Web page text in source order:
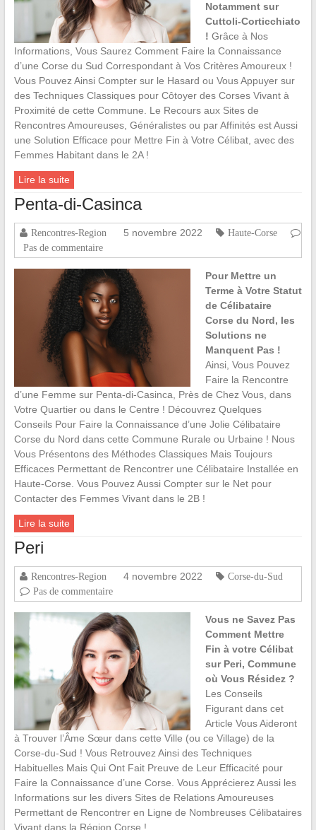
Notamment sur
Cuttoli-Corticchiato
! Grâce à Nos
Informations, Vous Saurez Comment Faire la Connaissance
d’une Corse du Sud Correspondant à Vos Critères Amoureux !
Vous Pouvez Ainsi Compter sur le Hasard ou Vous Appuyer sur
des Techniques Classiques pour Côtoyer des Corses Vivant à
Proximité de cette Commune. Le Recours aux Sites de
Rencontres Amoureuses, Généralistes ou par Affinités est Aussi
une Solution Efficace pour Mettre Fin à Votre Célibat, avec des
Femmes Habitant dans le 2A !
Lire la suite
Penta-di-Casinca
Rencontres-Region 5 novembre 2022
Haute-Corse
Pas de commentaire
Pour Mettre un
Terme à Votre Statut
de Célibataire
Corse du Nord, les
Solutions ne
Manquent Pas !
Ainsi, Vous Pouvez
Faire la Rencontre
d’une Femme sur Penta-di-Casinca, Près de Chez Vous, dans
Votre Quartier ou dans le Centre ! Découvrez Quelques
Conseils Pour Faire la Connaissance d’une Jolie Célibataire
Corse du Nord dans cette Commune Rurale ou Urbaine ! Nous
Vous Présentons des Méthodes Classiques Mais Toujours
Efficaces Permettant de Rencontrer une Célibataire Installée en
Haute-Corse. Vous Pouvez Aussi Compter sur le Net pour
Contacter des Femmes Vivant dans le 2B !
Lire la suite
Peri
Rencontres-Region 4 novembre 2022
Corse-du-Sud
Pas de commentaire
Vous ne Savez Pas
Comment Mettre
Fin à votre Célibat
sur Peri, Commune
où Vous Résidez ?
Les Conseils
Figurant dans cet
Article Vous Aideront
à Trouver l’Âme Sœur dans cette Ville (ou ce Village) de la
Corse-du-Sud ! Vous Retrouvez Ainsi des Techniques
Habituelles Mais Qui Ont Fait Preuve de Leur Efficacité pour
Faire la Connaissance d’une Corse. Vous Apprécierez Aussi les
Informations sur les divers Sites de Relations Amoureuses
Permettant de Rencontrer en Ligne de Nombreuses Célibataires
Vivant dans la Région Corse !